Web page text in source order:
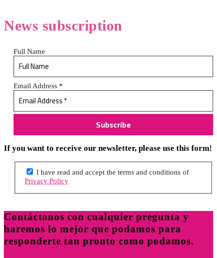
News subscription
Full Name
Email Address *
If you want to receive our newsletter, please use this form!
I have read and accept the terms and conditions of
Privacy Policy
Contáctanos con cualquier pregunta y
haremos lo mejor que podamos para
responderte tan pronto como podamos.